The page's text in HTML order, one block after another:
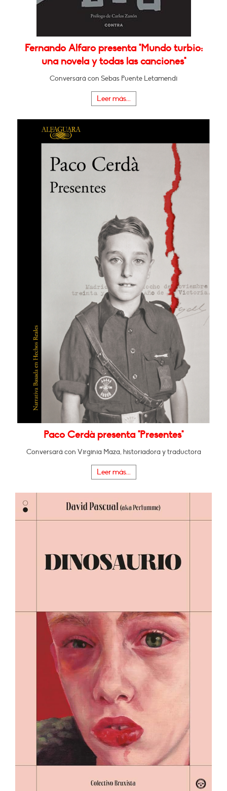
Fernando Alfaro presenta "Mundo turbio:
una novela y todas las canciones"
Conversará con Sebas Puente Letamendi
Leer más...
Paco Cerdà presenta "Presentes"
Conversará con Virginia Maza, historiadora y traductora
Leer más...